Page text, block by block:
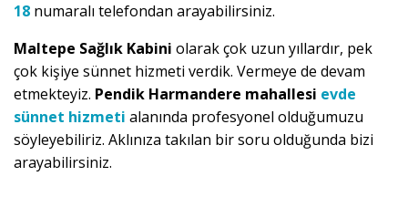
18 numaralı telefondan arayabilirsiniz.
Maltepe Sağlık Kabini olarak çok uzun yıllardır, pek
çok kişiye sünnet hizmeti verdik. Vermeye de devam
etmekteyiz. Pendik Harmandere mahallesi evde
sünnet hizmeti alanında profesyonel olduğumuzu
söyleyebiliriz. Aklınıza takılan bir soru olduğunda bizi
arayabilirsiniz.